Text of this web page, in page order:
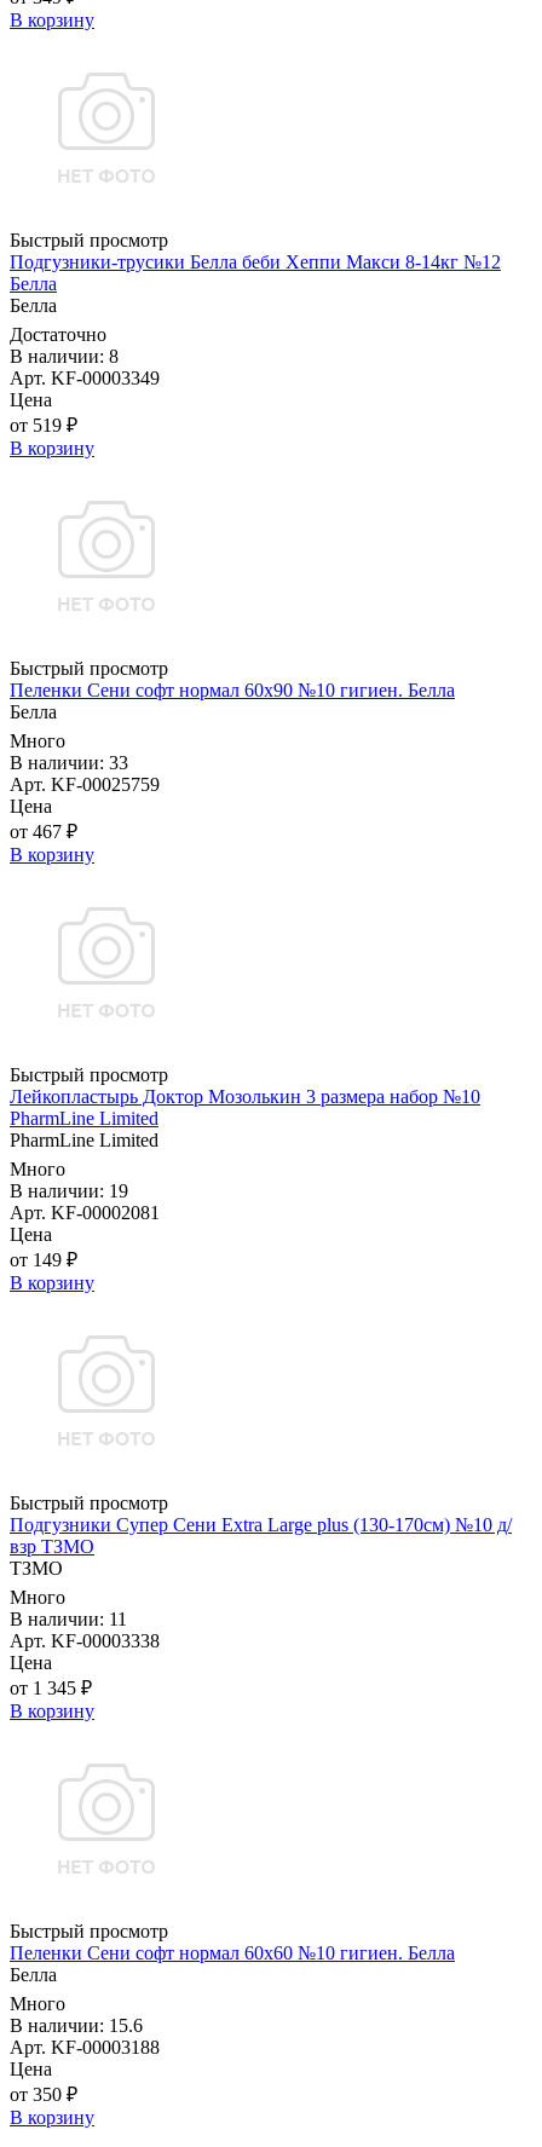
В корзину
Быстрый просмотр
Подгузники-трусики Белла беби Хеппи Макси 8-14кг №12
Белла
Белла
Достаточно
В наличии: 8
Арт. KF-00003349
Цена
от 519 ₽
В корзину
Быстрый просмотр
Пеленки Сени софт нормал 60х90 №10 гигиен. Белла
Белла
Много
В наличии: 33
Арт. KF-00025759
Цена
от 467 ₽
В корзину
Быстрый просмотр
Лейкопластырь Доктор Мозолькин 3 размера набор №10
PharmLine Limited
PharmLine Limited
Много
В наличии: 19
Арт. KF-00002081
Цена
от 149 ₽
В корзину
Быстрый просмотр
Подгузники Супер Сени Extra Large plus (130-170см) №10 д/
взр ТЗМО
ТЗМО
Много
В наличии: 11
Арт. KF-00003338
Цена
от 1 345 ₽
В корзину
Быстрый просмотр
Пеленки Сени софт нормал 60х60 №10 гигиен. Белла
Белла
Много
В наличии: 15.6
Арт. KF-00003188
Цена
от 350 ₽
В корзину